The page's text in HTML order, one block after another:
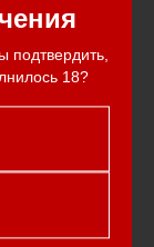
подтвердить,
18?